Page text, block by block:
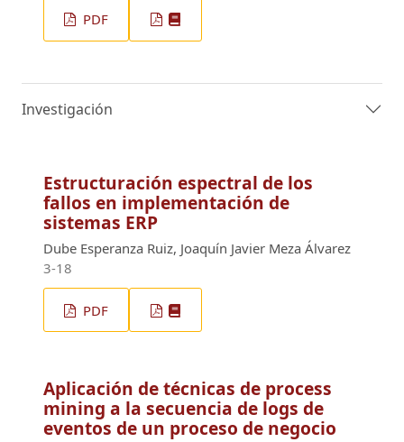
PDF
Investigación
Estructuración espectral de los
fallos en implementación de
sistemas ERP
Dube Esperanza Ruiz, Joaquín Javier Meza Álvarez
3-18
PDF
Aplicación de técnicas de process
mining a la secuencia de logs de
eventos de un proceso de negocio